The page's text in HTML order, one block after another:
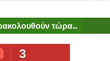
τώρα...
3